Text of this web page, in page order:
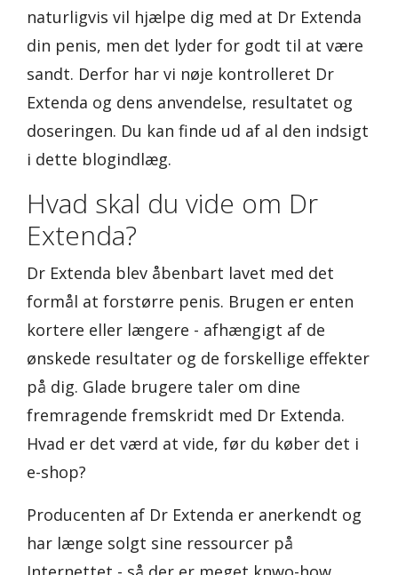
naturligvis vil hjælpe dig med at Dr Extenda
din penis, men det lyder for godt til at være
sandt. Derfor har vi nøje kontrolleret Dr
Extenda og dens anvendelse, resultatet og
doseringen. Du kan finde ud af al den indsigt
i dette blogindlæg.
Hvad skal du vide om Dr
Extenda?
Dr Extenda blev åbenbart lavet med det
formål at forstørre penis. Brugen er enten
kortere eller længere - afhængigt af de
ønskede resultater og de forskellige effekter
på dig. Glade brugere taler om dine
fremragende fremskridt med Dr Extenda.
Hvad er det værd at vide, før du køber det i
e-shop?
Producenten af Dr Extenda er anerkendt og
har længe solgt sine ressourcer på